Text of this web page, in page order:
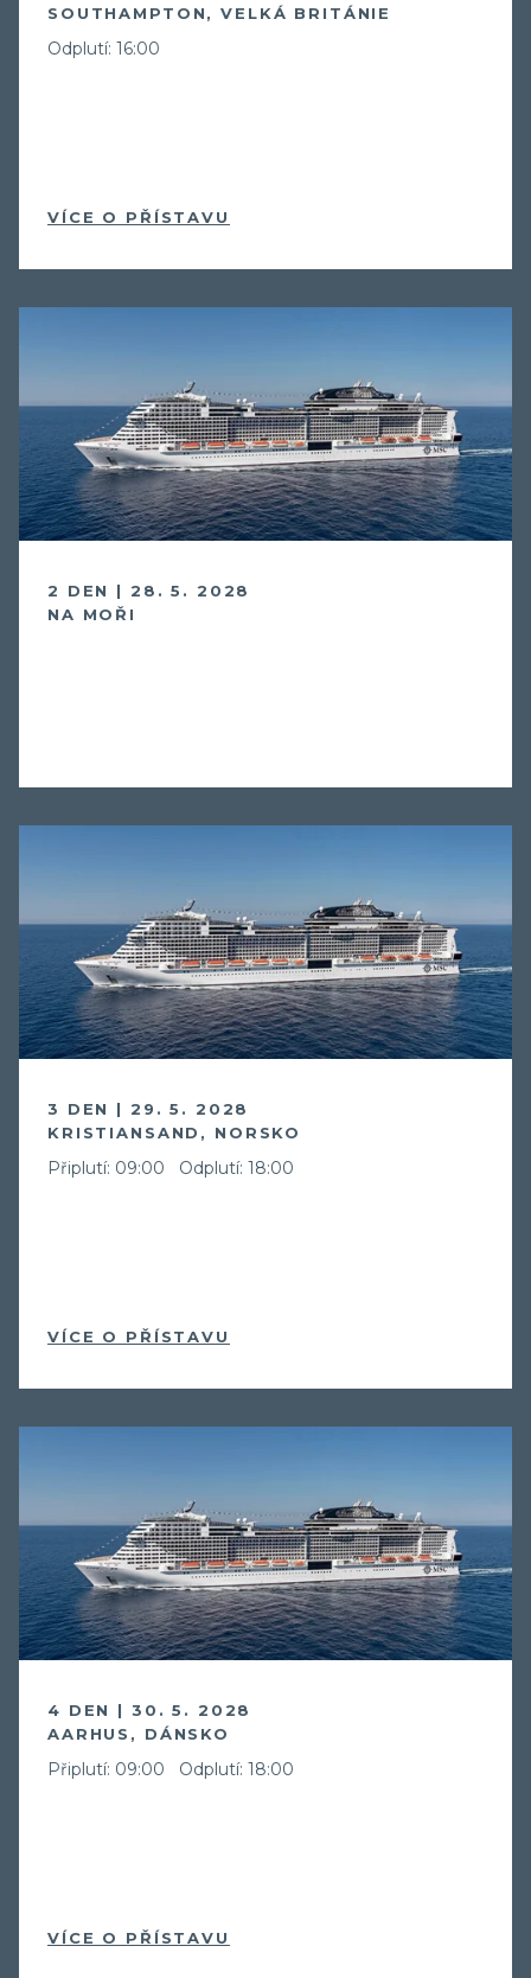
SOUTHAMPTON, VELKÁ BRITÁNIE
Odplutí: 16:00
VÍCE O PŘÍSTAVU
2 DEN | 28. 5. 2028
NA MOŘI
3 DEN | 29. 5. 2028
KRISTIANSAND, NORSKO
Připlutí: 09:00 Odplutí: 18:00
VÍCE O PŘÍSTAVU
4 DEN | 30. 5. 2028
AARHUS, DÁNSKO
Připlutí: 09:00 Odplutí: 18:00
VÍCE O PŘÍSTAVU